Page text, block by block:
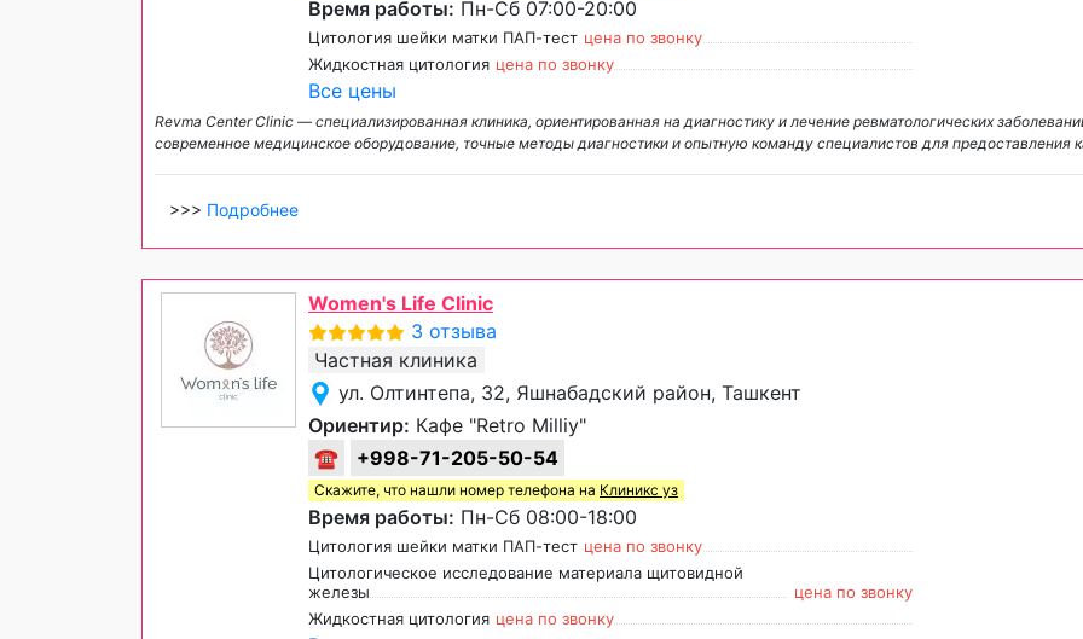
Время работы: Пн-Сб 07:00-20:00
Цитология шейки матки ПАП-тест цена по звонку
Жидкостная цитология цена по звонку
Все цены
Revma Center Clinic — специализированная клиника, ориентированная на диагностику и лечение ревматологических
современное медицинское оборудование, точные методы диагностики и опытную команду специалистов для предоставления
>>> Подробнее
Women's Life Clinic
3 отзыва
Частная клиника
ул. Олтинтепа, 32, Яшнабадский район, Ташкент
Ориентир: Кафе "Retro Milliy"
☎
+998-71-205-50-54
Скажите, что нашли номер телефона на Клиникс уз
Время работы: Пн-Сб 08:00-18:00
Цитология шейки матки ПАП-тест цена по звонку
Цитологическое исследование материала щитовидной
железы
цена по звонку
Жидкостная цитология цена по звонку